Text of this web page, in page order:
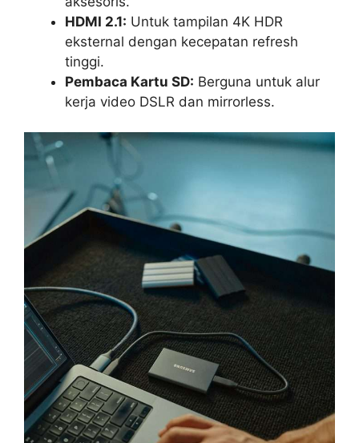
HDMI 2.1: Untuk tampilan 4K HDR
eksternal dengan kecepatan refresh
tinggi.
Pembaca Kartu SD: Berguna untuk alur
kerja video DSLR dan mirrorless.